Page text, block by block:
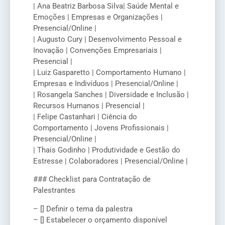
| Ana Beatriz Barbosa Silva| Saúde Mental e
Emoções | Empresas e Organizações |
Presencial/Online |
| Augusto Cury | Desenvolvimento Pessoal e
Inovação | Convenções Empresariais |
Presencial |
| Luiz Gasparetto | Comportamento Humano |
Empresas e Indivíduos | Presencial/Online |
| Rosangela Sanches | Diversidade e Inclusão |
Recursos Humanos | Presencial |
| Felipe Castanhari | Ciência do
Comportamento | Jovens Profissionais |
Presencial/Online |
| Thais Godinho | Produtividade e Gestão do
Estresse | Colaboradores | Presencial/Online |
### Checklist para Contratação de
Palestrantes
– [] Definir o tema da palestra
– [] Estabelecer o orçamento disponível